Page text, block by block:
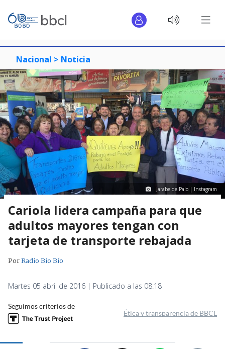
Nacional > Noticia
Jarabe de Palo | Instagram
Cariola lidera campaña para que
adultos mayores tengan con
tarjeta de transporte rebajada
PorRadio Bío Bío
Martes 05 abril de 2016 | Publicado a las 08:18
Seguimos criterios de
Ética y transparencia de BBCL